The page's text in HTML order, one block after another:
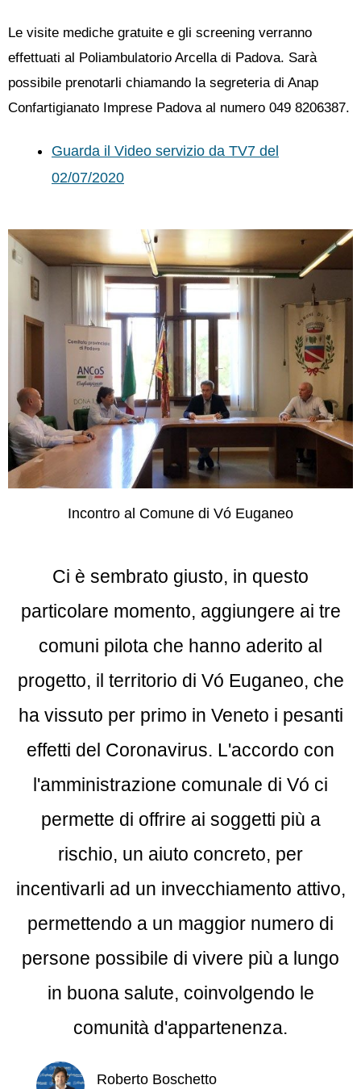
Le visite mediche gratuite e gli screening verranno
effettuati al Poliambulatorio Arcella di Padova. Sarà
possibile prenotarli chiamando la segreteria di Anap
Confartigianato Imprese Padova al numero 049 8206387.
Guarda il Video servizio da TV7 del
02/07/2020
Incontro al Comune di Vó Euganeo
Ci è sembrato giusto, in questo
particolare momento, aggiungere ai tre
comuni pilota che hanno aderito al
progetto, il territorio di Vó Euganeo, che
ha vissuto per primo in Veneto i pesanti
effetti del Coronavirus. L'accordo con
l'amministrazione comunale di Vó ci
permette di offrire ai soggetti più a
rischio, un aiuto concreto, per
incentivarli ad un invecchiamento attivo,
permettendo a un maggior numero di
persone possibile di vivere più a lungo
in buona salute, coinvolgendo le
comunità d'appartenenza.
Roberto Boschetto